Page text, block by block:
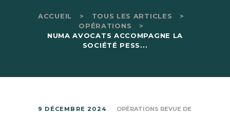
ACCUEIL
TOUS LES ARTICLES
OPÉRATIONS
NUMA AVOCATS ACCOMPAGNE LA
SOCIÉTÉ PESS...
9 DÉCEMBRE 2024
OPÉRATIONS REVUE DE